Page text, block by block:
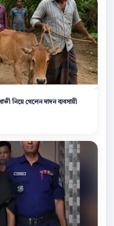
নিয়ে গেলেন দাদন ব্যবসায়ী